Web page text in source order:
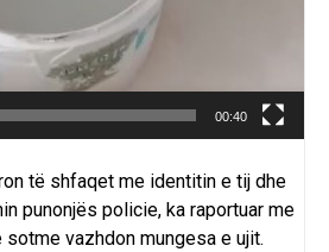
00:40
të shfaqet me identitin e tij dhe
punonjës policie, ka raportuar me
vazhdon mungesa e ujit.